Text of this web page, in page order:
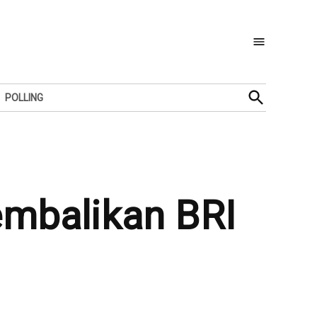
POLLING
Open
Search
BRI